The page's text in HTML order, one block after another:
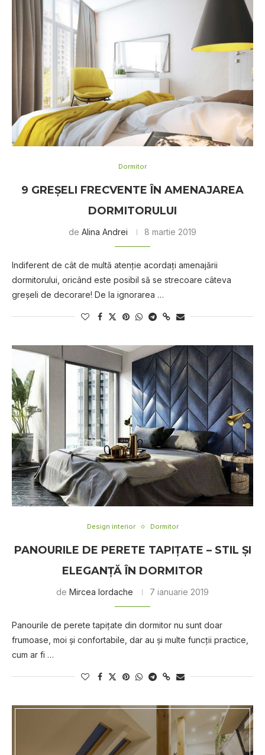
Dormitor
9 GREŞELI FRECVENTE ÎN AMENAJAREA
DORMITORULUI
de Alina Andrei 8 martie 2019
Indiferent de cât de multă atenţie acordaţi amenajării
dormitorului, oricând este posibil să se strecoare câteva
greşeli de decorare! De la ignorarea …
Design interior Dormitor
PANOURILE DE PERETE TAPIȚATE – STIL ȘI
ELEGANȚĂ ÎN DORMITOR
de Mircea Iordache 7 ianuarie 2019
Panourile de perete tapițate din dormitor nu sunt doar
frumoase, moi şi confortabile, dar au şi multe funcţii practice,
cum ar fi …